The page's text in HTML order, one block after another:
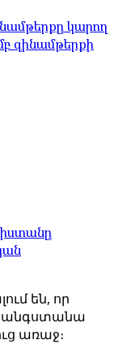
կարող
զինամթերքի
են, որ
առաջ։